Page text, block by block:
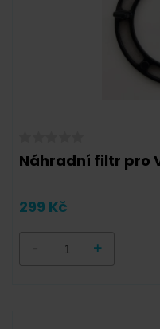
Náhradní filtr pro
299 Kč
+